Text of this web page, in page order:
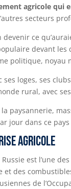
agricole qui
secteurs
ce
devant les
politique, noyau
ses loges, ses
rural, avec
la paysannerie,
jour dans ce pays
agricole
est l’une
et des
de